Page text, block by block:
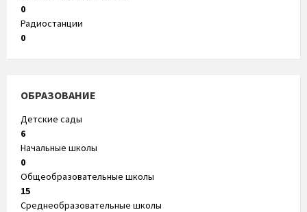
0
Радиостанции
0
ОБРАЗОВАНИЕ
Детские сады
6
Начальные школы
0
Общеобразовательные школы
15
Среднеобразовательные школы